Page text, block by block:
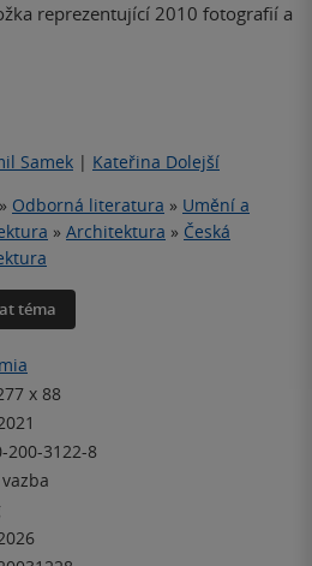
reprezentující 2010 fotografií a
Samek | Kateřina Dolejší
» Odborná literatura » Umění a
» Architektura » Česká
téma
x 88
200-3122-8